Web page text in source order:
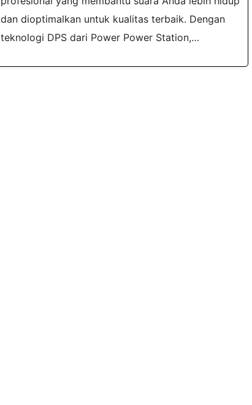
dan dioptimalkan untuk kualitas terbaik. Dengan
teknologi DPS dari Power Power Station,…